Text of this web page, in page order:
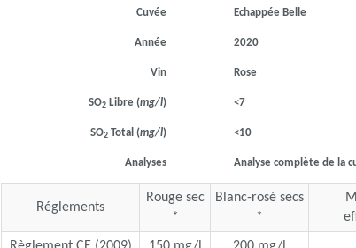
Cuvée
Année
Vin
SO2Libre (mg/l)
SO2Total (mg/l)
Analyses
Echappée Belle
2020
Rose
<7
<10
Analyse complète de la
Réglements
Rouge sec
*
Blanc-rosé secs
*